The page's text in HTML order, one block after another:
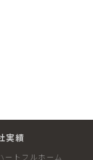
実績
ートフルホーム